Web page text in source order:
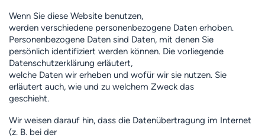
Wenn Sie diese Website benutzen,
werden verschiedene personenbezogene Daten erhoben.
Personenbezogene Daten sind Daten, mit denen Sie
persönlich identifiziert werden können. Die vorliegende
Datenschutzerklärung erläutert,
welche Daten wir erheben und wofür wir sie nutzen. Sie
erläutert auch, wie und zu welchem Zweck das
geschieht.
Wir weisen darauf hin, dass die Datenübertragung im Internet
(z. B. bei der